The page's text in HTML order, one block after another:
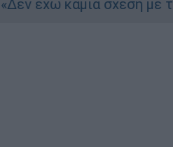
σχέση με την